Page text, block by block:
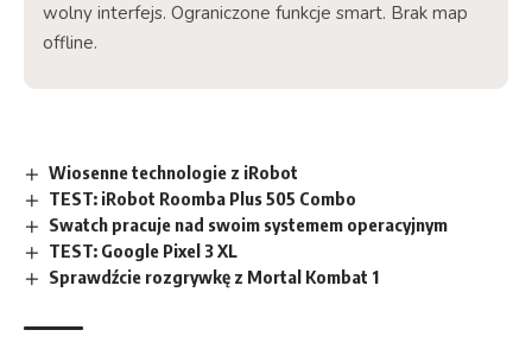
wolny interfejs. Ograniczone funkcje smart. Brak map
offline.
Wiosenne technologie z iRobot
TEST: iRobot Roomba Plus 505 Combo
Swatch pracuje nad swoim systemem operacyjnym
TEST: Google Pixel 3 XL
Sprawdźcie rozgrywkę z Mortal Kombat 1